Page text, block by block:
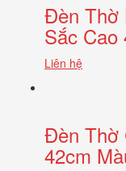
Đèn Thờ
Sắc Cao
Liên hệ
Đèn Thờ
42cm